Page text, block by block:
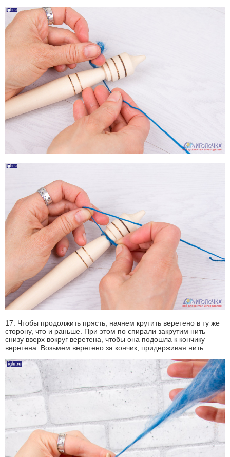
17. Чтобы продолжить прясть, начнем крутить веретено в ту же
сторону, что и раньше. При этом по спирали закрутим нить
снизу вверх вокруг веретена, чтобы она подошла к кончику
веретена. Возьмем веретено за кончик, придерживая нить.